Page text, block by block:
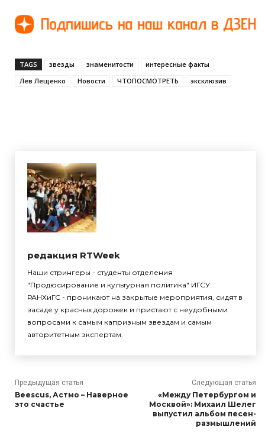
TAGS звезды знаменитости
интересные факты
Лев Лещенко
Новости ЧТОПОСМОТРЕТЬ эксклюзив
редакция RTWeek
Наши стрингеры - студенты отделения
"Продюсирование и культурная политика" ИГСУ
РАНХиГС - проникают на закрытые мероприятия, сидят в
засаде у красных дорожек и пристают с неудобными
вопросами к самым капризным звездам и самым
авторитетным экспертам.
Предыдущая статья
Beescus, Астмо – Наверное
это счастье
Следующая статья
«Между Петербургом и
Москвой»: Михаил Шелег
выпустил альбом песен-
размышлений